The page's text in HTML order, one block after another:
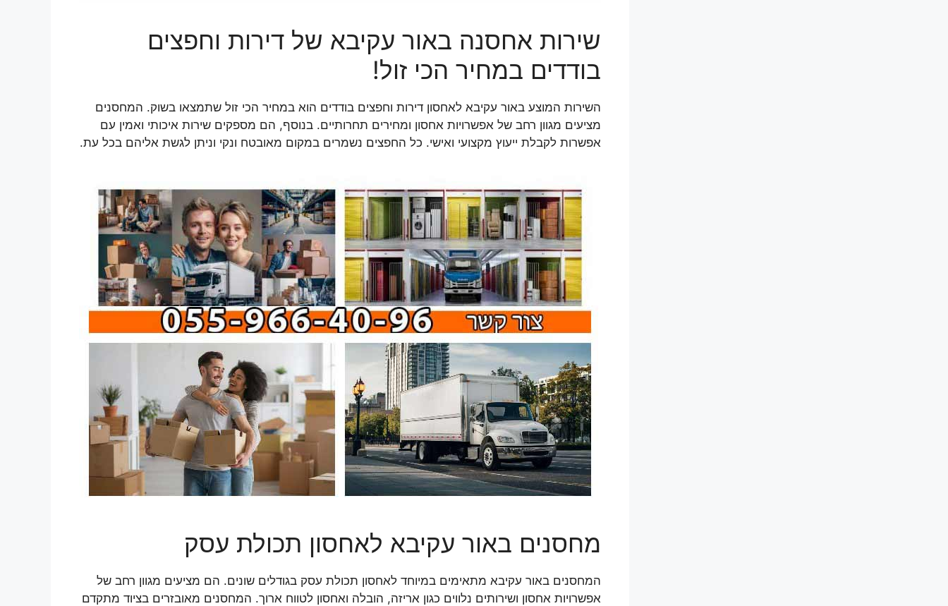
שירות אחסנה באור עקיבא של דירות וחפצים
בודדים במחיר הכי זול!
השירות המוצע באור עקיבא לאחסון דירות וחפצים בודדים הוא במחיר הכי זול שתמצאו בשוק. המחסנים
מציעים מגוון רחב של אפשרויות אחסון ומחירים תחרותיים. בנוסף, הם מספקים שירות איכותי ואמין עם
אפשרות לקבלת ייעוץ מקצועי ואישי. כל החפצים נשמרים במקום מאובטח ונקי וניתן לגשת אליהם בכל עת.
מחסנים באור עקיבא לאחסון תכולת עסק
המחסנים באור עקיבא מתאימים במיוחד לאחסון תכולת עסק בגודלים שונים. הם מציעים מגוון רחב של
אפשרויות אחסון ושירותים נלווים כגון אריזה, הובלה ואחסון לטווח ארוך. המחסנים מאובזרים בציוד מתקדם